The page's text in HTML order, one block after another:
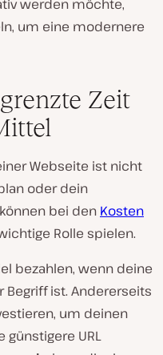
werden möchte,
um eine modernere
Zeit
Webseite ist nicht
oder dein
bei den Kosten
Rolle spielen.
bezahlen, wenn deine
ist. Andererseits
um deinen
günstigere URL